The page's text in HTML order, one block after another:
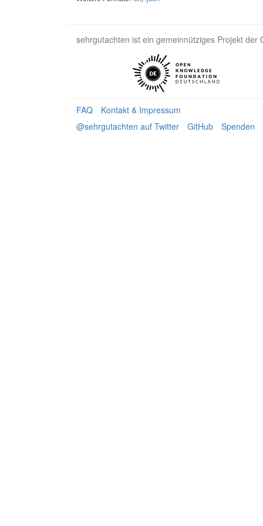
sehrgutachten ist ein gemeinnütziges Projekt der
FAQ
Kontakt & Impressum
@sehrgutachten auf Twitter
GitHub Spenden